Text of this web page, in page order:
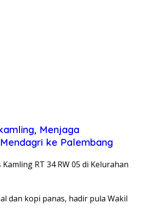
Menjaga
ke Palembang
RT 34 RW 05 di Kelurahan
dan kopi panas, hadir pula Wakil